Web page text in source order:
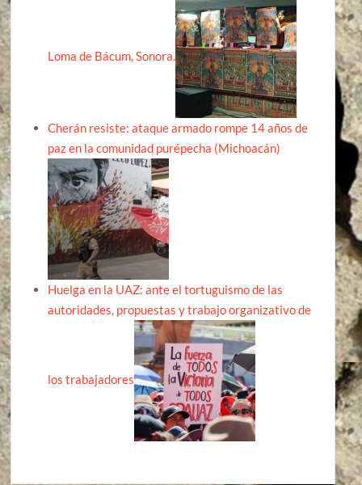
Loma de Bácum, Sonora.
Cherán resiste: ataque armado rompe 14 años de
paz en la comunidad purépecha (Michoacán)
Huelga en la UAZ: ante el tortuguismo de las
autoridades, propuestas y trabajo organizativo de
los trabajadores